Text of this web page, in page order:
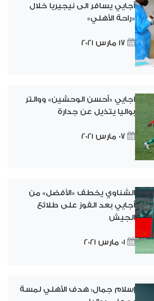
أجايي يسافر الى نيجيريا خلال
«راحة الأهلي»
17 مارس 2021
اجايي «أحسن الوحشين» ووالتر
بواليا يتذيل عن جدارة
07 مارس 2021
الشناوي يخطف «الأفضل» من
أجايي بعد الفوز على طلائع
الجيش
01 مارس 2021
إسلام جمال: هدف الأهلي لمسة